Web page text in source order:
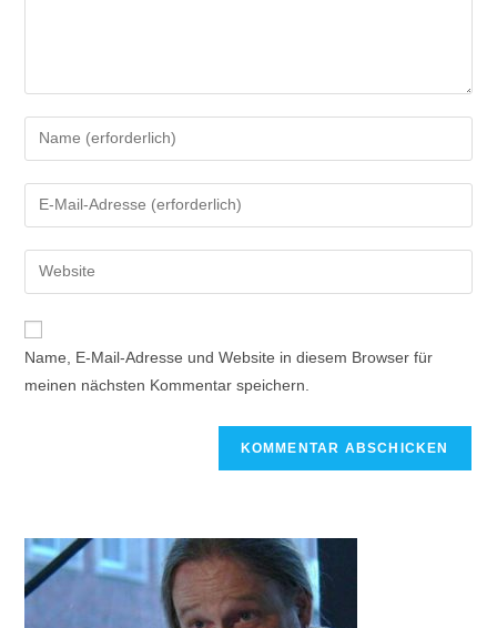
Name, E-Mail-Adresse und Website in diesem Browser für
meinen nächsten Kommentar speichern.